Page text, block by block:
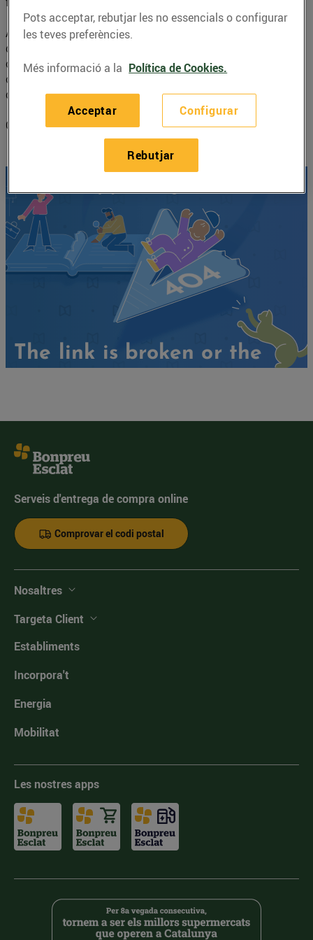
Amb aquests materials, pensats per fomentar el
desenvolupament de l’infant a través de l’exploració i la
comunicació, s’estimulen els sentits i es potencia la
creativitat. La diversió està assegurada, amb la tranquil·litat
d’haver escollit una joguina de qualitat.
Contingut en col·laboració amb@educionat
Serveis d'entrega de compra online
Comprovar el codi postal
Nosaltres
Targeta Client
Establiments
Incorpora't
Energia
Mobilitat
Les nostres apps
Pots acceptar, rebutjar les no essencials o configurar
les teves preferències.
Més informació a la Política de Cookies.
Configurar
Rebutjar
Acceptar